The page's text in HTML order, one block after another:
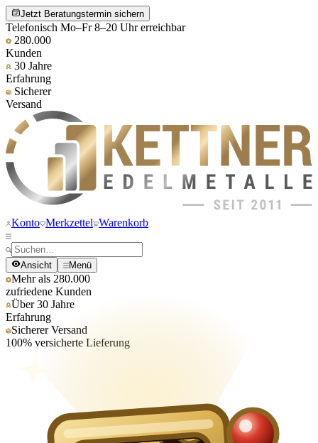
Jetzt Beratungstermin sichern
Telefonisch Mo–Fr 8–20 Uhr erreichbar
280.000
Kunden
30 Jahre
Erfahrung
Sicherer
Versand
Konto Merkzettel Warenkorb
Ansicht Menü
Mehr als 280.000
zufriedene Kunden
Über 30 Jahre
Erfahrung
Sicherer Versand
100% versicherte Lieferung